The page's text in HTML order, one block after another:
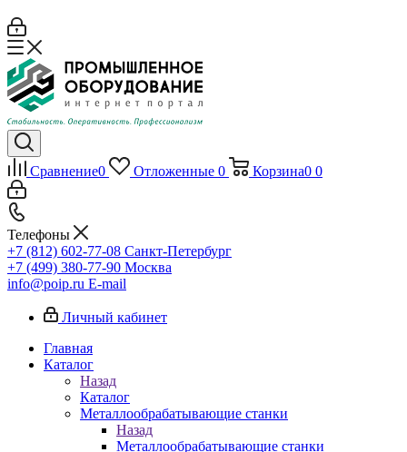
Сравнение0 Отложенные 0 Корзина0 0
Телефоны
+7 (812) 602-77-08 Санкт-Петербург
+7 (499) 380-77-90 Москва
info@poip.ru E-mail
Личный кабинет
Главная
Каталог
Назад
Каталог
Металлообрабатывающие станки
Назад
Металлообрабатывающие станки